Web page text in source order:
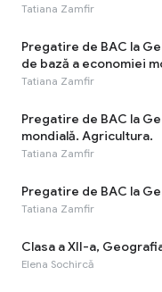
Tatiana Zamfir
Pregatire de BAC la
de bază a economiei
Tatiana Zamfir
Pregatire de BAC la
mondială. Agricultura.
Tatiana Zamfir
Pregatire de BAC la
Tatiana Zamfir
Clasa a XII-a,
Elena Sochircă